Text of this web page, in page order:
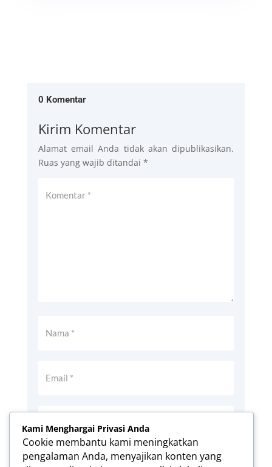
0 Komentar
Kirim Komentar
Alamat email Anda tidak akan dipublikasikan.
Ruas yang wajib ditandai *
Simpan nama, email, dan situs web saya
Kami Menghargai Privasi Anda
Cookie membantu kami meningkatkan
pengalaman Anda, menyajikan konten yang